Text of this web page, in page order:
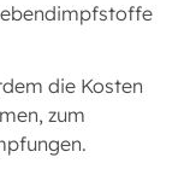
die Kosten
zum